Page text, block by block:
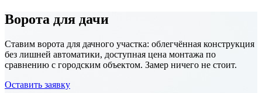
Ворота для дачи
Ставим ворота для дачного участка: облегчённая конструкция
без лишней автоматики, доступная цена монтажа по
сравнению с городским объектом. Замер ничего не стоит.
Оставить заявку